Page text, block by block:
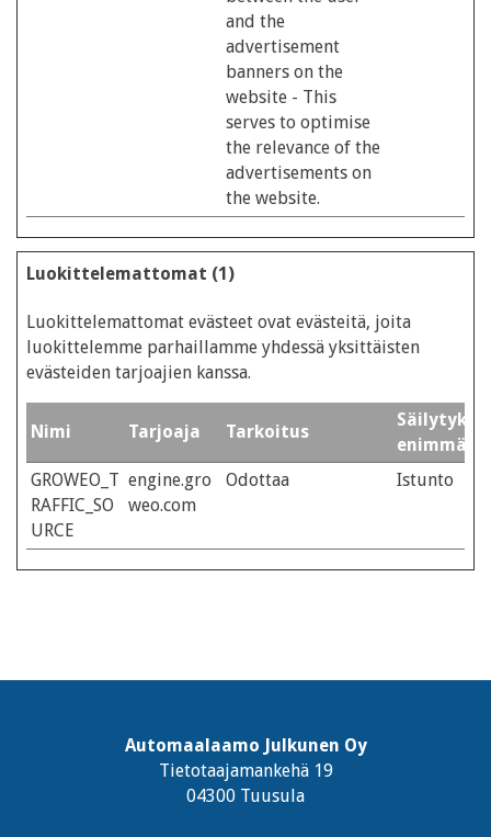
and the
advertisement
banners on the
website - This
serves to optimise
the relevance of the
advertisements on
the website.
Luokittelemattomat (1)
Luokittelemattomat evästeet ovat evästeitä, joita
luokittelemme parhaillamme yhdessä yksittäisten
evästeiden tarjoajien kanssa.
Nimi Tarjoaja Tarkoitus
GROWEO_T
RAFFIC_SO
URCE
engine.gro
weo.com
Odottaa Istunto
Automaalaamo Julkunen Oy
Tietotaajamankehä 19
04300 Tuusula